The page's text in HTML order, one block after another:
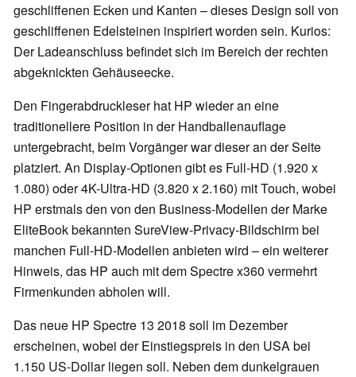
geschliffenen Ecken und Kanten – dieses Design soll von
geschliffenen Edelsteinen inspiriert worden sein. Kurios:
Der Ladeanschluss befindet sich im Bereich der rechten
abgeknickten Gehäuseecke.
Den Fingerabdruckleser hat HP wieder an eine
traditionellere Position in der Handballenauflage
untergebracht, beim Vorgänger war dieser an der Seite
platziert. An Display-Optionen gibt es Full-HD (1.920 x
1.080) oder 4K-Ultra-HD (3.820 x 2.160) mit Touch, wobei
HP erstmals den von den Business-Modellen der Marke
EliteBook bekannten SureView-Privacy-Bildschirm bei
manchen Full-HD-Modellen anbieten wird – ein weiterer
Hinweis, das HP auch mit dem Spectre x360 vermehrt
Firmenkunden abholen will.
Das neue HP Spectre 13 2018 soll im Dezember
erscheinen, wobei der Einstiegspreis in den USA bei
1.150 US-Dollar liegen soll. Neben dem dunkelgrauen